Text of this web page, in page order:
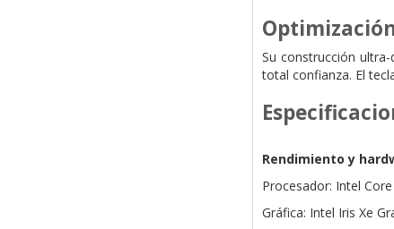
Su construcción
total confianza. El
Rendimiento y
Procesador: Intel
Gráfica: Intel Iris Xe